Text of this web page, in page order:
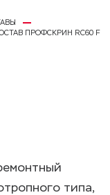
ПРОФСКРИН RC60 F
типа,